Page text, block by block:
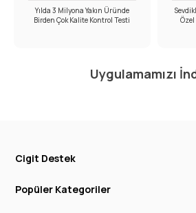
Yılda 3 Milyona Yakın Üründe
Birden Çok Kalite Kontrol Testi
Özel
Uygulamamızı
Cigit Destek
Popüler Kategoriler